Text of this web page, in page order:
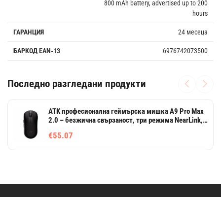
800 mAh battery, advertised up to 200
hours
ГАРАНЦИЯ 24 месеца
БАРКОД EAN-13 6976742073500
Последно разгледани продукти
ATK професионална геймърска мишка A9 Pro Max
2.0 – безжична свързаност, три режима NearLink,
€55.07